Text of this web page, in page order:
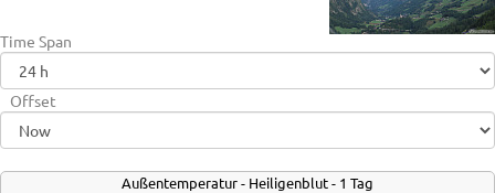
Time Span
Offset
Außentemperatur - Heiligenblut - 1 Tag